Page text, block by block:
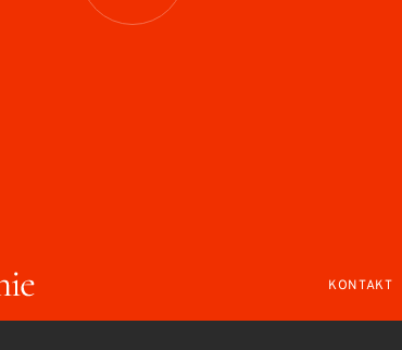
KONTAKT